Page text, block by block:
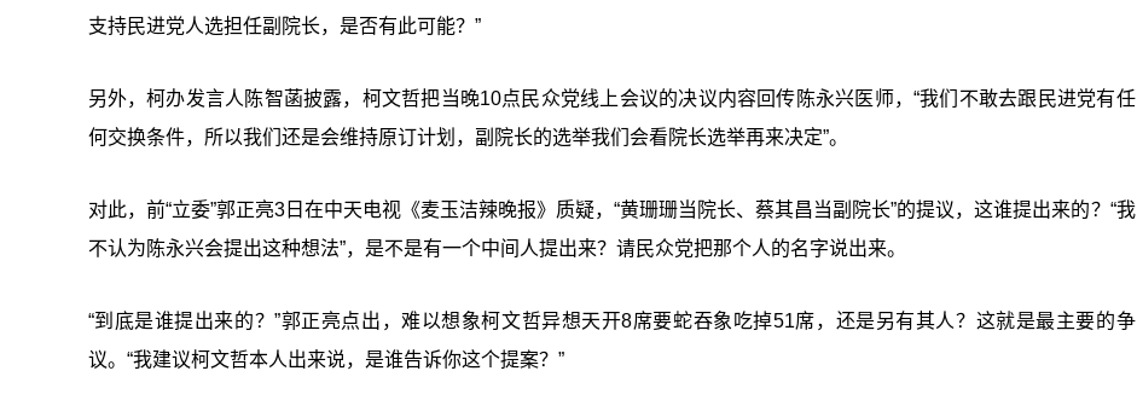
支持民进党人选担任副院长，是否有此可能？”
另外，柯办发言人陈智菡披露，柯文哲把当晚10点民众党线上会议的决议内容回传陈永兴医师，“我们不敢去跟民进党有任
何交换条件，所以我们还是会维持原订计划，副院长的选举我们会看院长选举再来决定”。
对此，前“立委”郭正亮3日在中天电视《麦玉洁辣晚报》质疑，“黄珊珊当院长、蔡其昌当副院长”的提议，这谁提出来的？ “我
不认为陈永兴会提出这种想法”，是不是有一个中间人提出来？请民众党把那个人的名字说出来。
“到底是谁提出来的？”郭正亮点出，难以想象柯文哲异想天开8席要蛇吞象吃掉51席，还是另有其人？这就是最主要的争
议。“我建议柯文哲本人出来说，是谁告诉你这个提案？”